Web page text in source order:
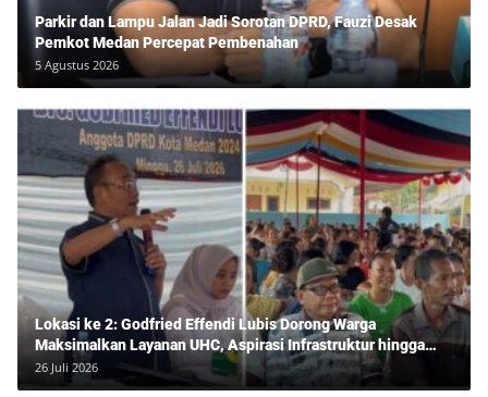
Parkir dan Lampu Jalan Jadi Sorotan DPRD, Fauzi Desak
Pemkot Medan Percepat Pembenahan
5 Agustus 2026
Lokasi ke 2: Godfried Effendi Lubis Dorong Warga
Maksimalkan Layanan UHC, Aspirasi Infrastruktur hingga
Pendidikan Mengemuka dalam Reses Medan Amplas
26 Juli 2026